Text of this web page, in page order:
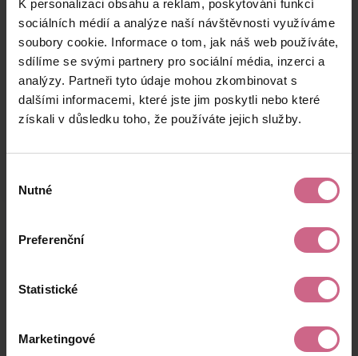
K personalizaci obsahu a reklam, poskytování funkcí
sociálních médií a analýze naší návštěvnosti využíváme
soubory cookie. Informace o tom, jak náš web používáte,
sdílíme se svými partnery pro sociální média, inzerci a
analýzy. Partneři tyto údaje mohou zkombinovat s
dalšími informacemi, které jste jim poskytli nebo které
získali v důsledku toho, že používáte jejich služby.
souhlasu
Nutné
Preferenční
Statistické
Marketingové
A****
s****
13. 3. 2025
21:59:59
s****
100 Kč
13. 3. 2025
21:58:22
15 Kč
Š****
F****
3 000 Kč
13. 3. 2025
21:32:27
479 Kč
keyboard_arrow_left keyboard_arrow_right